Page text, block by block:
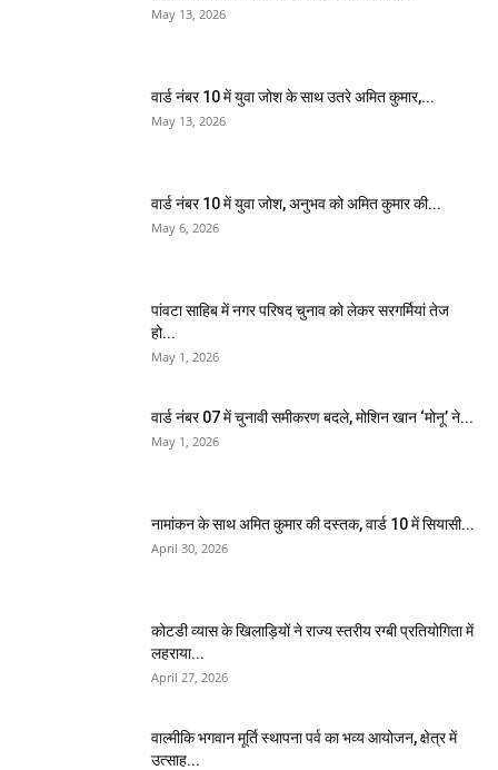
May 13, 2026
वार्ड नंबर 10 में युवा जोश के साथ उतरे अमित कुमार,...
May 13, 2026
वार्ड नंबर 10 में युवा जोश, अनुभव को अमित कुमार की...
May 6, 2026
पांवटा साहिब में नगर परिषद चुनाव को लेकर सरगर्मियां तेज
हो...
May 1, 2026
वार्ड नंबर 07 में चुनावी समीकरण बदले, मोशिन खान ‘मोनू’ ने...
May 1, 2026
नामांकन के साथ अमित कुमार की दस्तक, वार्ड 10 में सियासी...
April 30, 2026
कोटडी व्यास के खिलाड़ियों ने राज्य स्तरीय रग्बी प्रतियोगिता में
लहराया...
April 27, 2026
वाल्मीकि भगवान मूर्ति स्थापना पर्व का भव्य आयोजन, क्षेत्र में
उत्साह...